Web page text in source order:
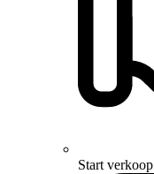
Start verkoop